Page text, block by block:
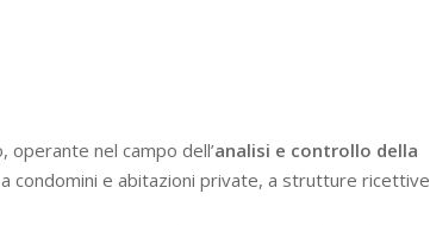
operante nel campo dell’analisi e controllo della
condomini e abitazioni private, a strutture ricettive